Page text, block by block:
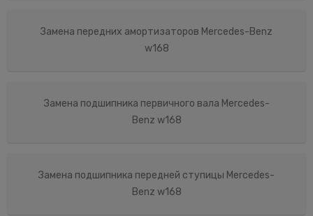
Замена передних амортизаторов Mercedes-Benz
w168
Замена подшипника первичного вала Mercedes-
Benz w168
Замена подшипника передней ступицы Mercedes-
Benz w168